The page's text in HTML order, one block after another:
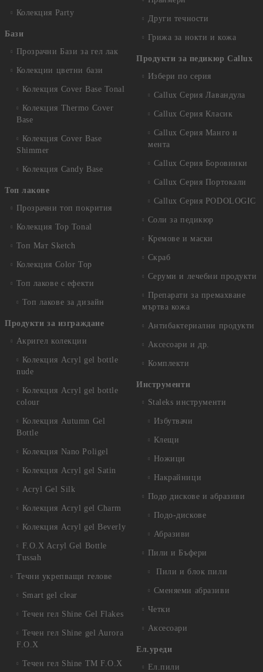
Колекция Party
Бази
Прозрачни Бази за гел лак
Колекции цветни бази
Колекция Cover Base Tonal
Колекция Thermo Cover
Base
Колекция Cover Base
Shimmer
Колекция Candy Base
Топ лакове
Прозрачни топ покрития
Колекция Top Tonal
Топ Мат Sketch
Колекция Color Top
Топ лакове с ефекти
Топ лакове за дизайн
Продукти за изграждане
Акригел колекции
Колекция Acryl gel bottle
nude
Колекция Acryl gel bottle
colour
Колекция Autumn Gel
Bottle
Колекция Nano Poligel
Колекция Acryl gel Satin
Acryl Gel Silk
Колекция Acryl gel Charm
Колекция Acryl gel Beverly
F.O.X Acryl Gel Bottle
Tussah
Течни укрепващи гелове
Smart gel clear
Течен гел Shine Gel Flakes
Течен гел Shine gel Aurora
F.O.X
Течен гел Shine TM F.O.X
Други течности
Грижа за нокти и кожа
Продукти за педикюр Callux
Избери по серия
Callux Серия Лавандула
Callux Серия Класик
Callux Серия Манго и
мента
Callux Серия Боровинки
Callux Серия Портокали
Callux Серия PODOLOGIC
Соли за педикюр
Кремове и маски
Скраб
Серуми и лечебни продукти
Препарати за премахване
мъртва кожа
Антибактериални продукти
Аксесоари и др.
Комплекти
Инструменти
Staleks инструменти
Избутвачи
Клещи
Ножици
Накрайници
Подо дискове и абразиви
Подо-дискове
Абразиви
Пили и Бъфери
Пили и блок пили
Сменяеми абразиви
Четки
Аксесоари
Ел.уреди
Ел.пили